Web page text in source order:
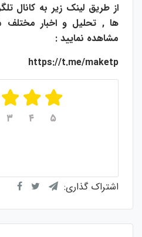
از طریق لینک زیر به کانال
ها , تحلیل و اخبار مختلف
مشاهده نمایید :
https://t.me/maketp
۳ ۴ ۵
اشتراک گذاری: